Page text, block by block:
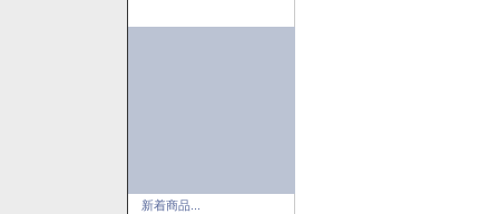
新着商品...